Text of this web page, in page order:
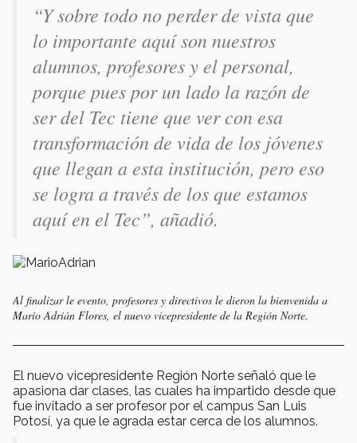
“Y sobre todo no perder de vista que
lo importante aquí son nuestros
alumnos, profesores y el personal,
porque pues por un lado la razón de
ser del Tec tiene que ver con esa
transformación de vida de los jóvenes
que llegan a esta institución, pero eso
se logra a través de los que estamos
aquí en el Tec”, añadió.
Al finalizar le evento, profesores y directivos le dieron la bienvenida a
Mario Adrián Flores, el nuevo vicepresidente de la Región Norte.
El nuevo vicepresidente Región Norte señaló que le
apasiona dar clases, las cuales ha impartido desde que
fue invitado a ser profesor por el campus San Luis
Potosí, ya que le agrada estar cerca de los alumnos.